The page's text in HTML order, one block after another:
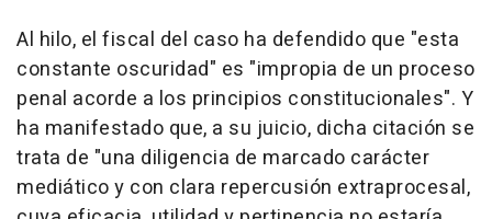
Al hilo, el fiscal del caso ha defendido que "esta
constante oscuridad" es "impropia de un proceso
penal acorde a los principios constitucionales". Y
ha manifestado que, a su juicio, dicha citación se
trata de "una diligencia de marcado carácter
mediático y con clara repercusión extraprocesal,